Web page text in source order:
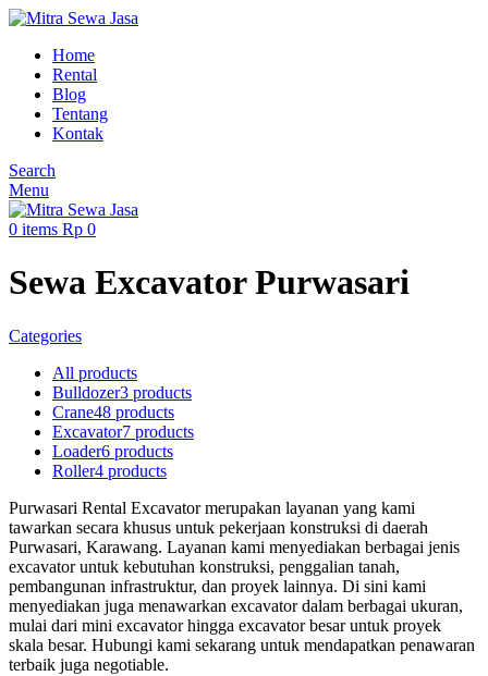
Home
Rental
Blog
Tentang
Kontak
Search
Menu
0 items Rp 0
Sewa Excavator Purwasari
Categories
All products
Bulldozer3 products
Crane48 products
Excavator7 products
Loader6 products
Roller4 products
Purwasari Rental Excavator merupakan layanan yang kami
tawarkan secara khusus untuk pekerjaan konstruksi di daerah
Purwasari, Karawang. Layanan kami menyediakan berbagai jenis
excavator untuk kebutuhan konstruksi, penggalian tanah,
pembangunan infrastruktur, dan proyek lainnya. Di sini kami
menyediakan juga menawarkan excavator dalam berbagai ukuran,
mulai dari mini excavator hingga excavator besar untuk proyek
skala besar. Hubungi kami sekarang untuk mendapatkan penawaran
terbaik juga negotiable.